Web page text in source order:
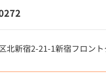
北新宿2-21-1新宿フロン